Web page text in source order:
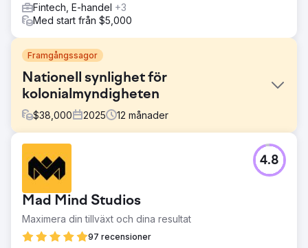
Fintech, E-handel +3
Med start från $5,000
Framgångssagor
Nationell synlighet för
kolonialmyndigheten
$38,000 2025 12 månader
Colonial Agency behövde utöka sin synlighet nationellt
och generera kvalificerade leads på flera amerikanska
marknader. Webbplatsen saknade nationell
sökordstäckning, skalbar arkitektur för servicesidor och
sökbar synlighet bortom lokala kärnmarknader, vilket
begränsade tillväxten av högintensiva inhemska
bemanningssökningar.
Mad Mind Studios
Maximera din tillväxt och dina resultat
97 recensioner
4.8